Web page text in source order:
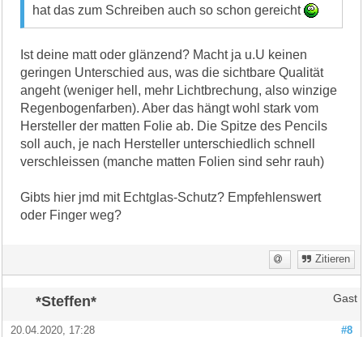
hat das zum Schreiben auch so schon gereicht
Ist deine matt oder glänzend? Macht ja u.U keinen
geringen Unterschied aus, was die sichtbare Qualität
angeht (weniger hell, mehr Lichtbrechung, also winzige
Regenbogenfarben). Aber das hängt wohl stark vom
Hersteller der matten Folie ab. Die Spitze des Pencils
soll auch, je nach Hersteller unterschiedlich schnell
verschleissen (manche matten Folien sind sehr rauh)
Gibts hier jmd mit Echtglas-Schutz? Empfehlenswert
oder Finger weg?
Zitieren
*Steffen* Gast
#8
20.04.2020, 17:28